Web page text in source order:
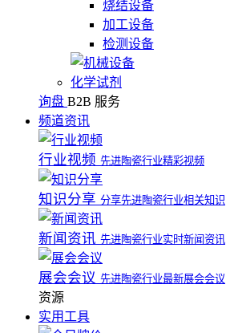
烧结设备
加工设备
检测设备
化学试剂
询盘 B2B 服务
频道资讯
行业视频 先进陶瓷行业精彩视频
知识分享 分享先进陶瓷行业相关知识
新闻资讯 先进陶瓷行业实时新闻资讯
展会会议 先进陶瓷行业最新展会会议
资源
实用工具